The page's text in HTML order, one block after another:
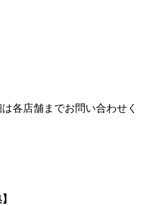
各店舗までお問い合わせく